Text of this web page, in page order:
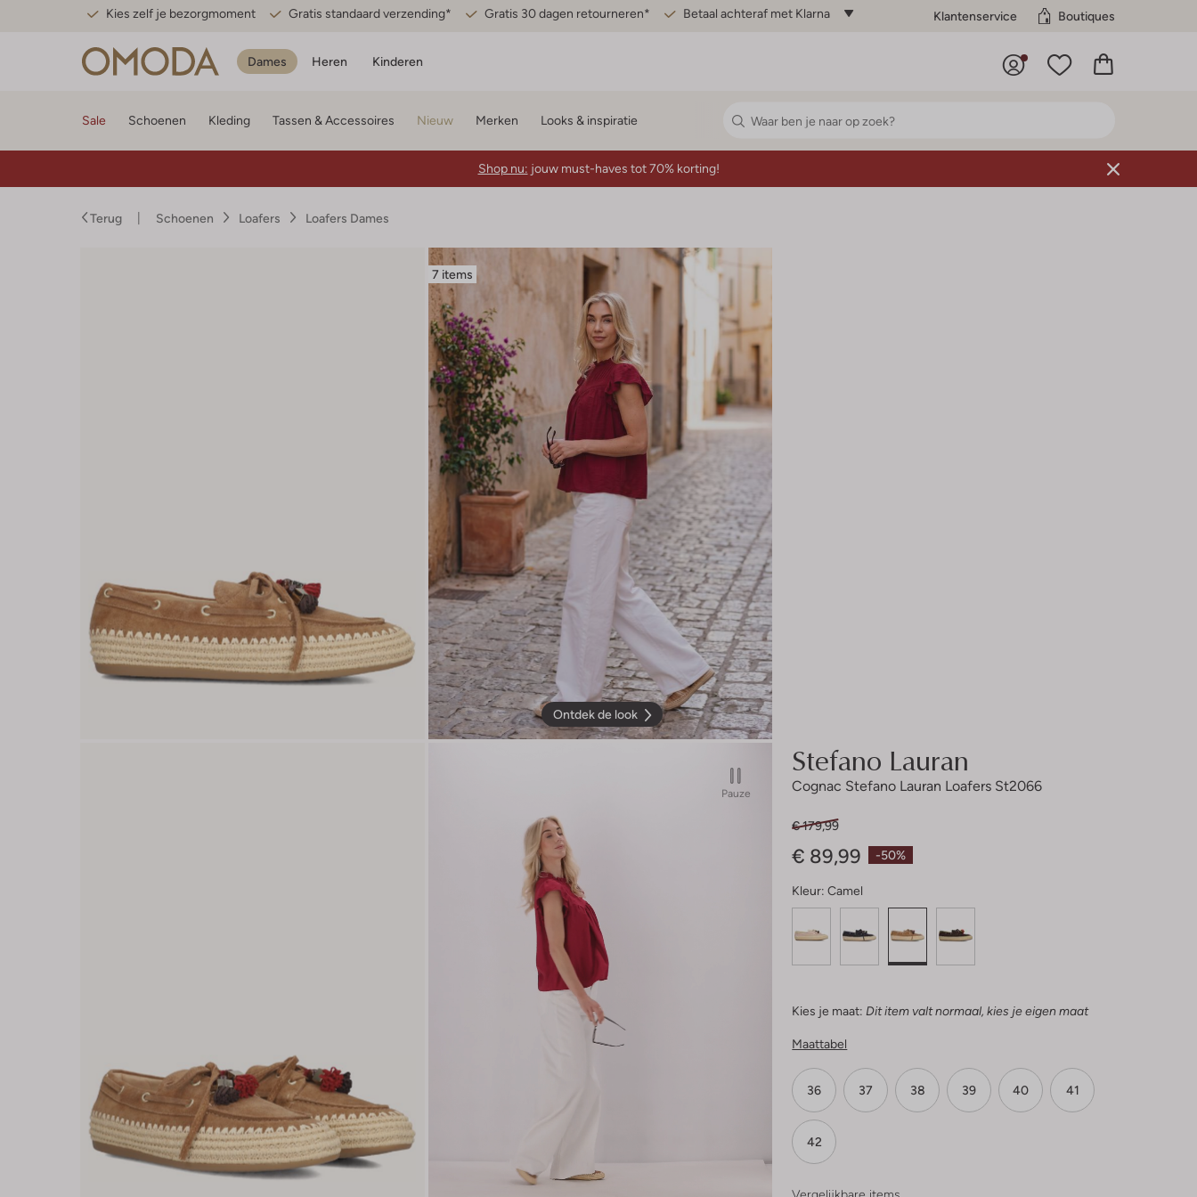
Kies zelf je bezorgmoment Gratis standaard verzending* Gratis 30 dagen retourneren* Betaal achteraf met Klarna Klantenservice Boutiques
Dames Heren Kinderen
Sale Schoenen Kleding Tassen & Accessoires Nieuw Merken Looks & inspiratie
Shop nu: jouw must-haves tot 70% korting!
Terug Schoenen Loafers Loafers Dames
7 items
Ontdek de look
Pauze
Stefano Lauran
Cognac Stefano Lauran Loafers St2066
-50%
€ 179,99
€ 89,99
Kleur: Camel
Kies je maat: Dit item valt normaal, kies je eigen maat
Maattabel
36 37 38 39 40 41
42